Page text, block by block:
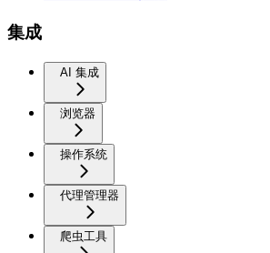
集成
AI 集成
浏览器
操作系统
代理管理器
爬虫工具